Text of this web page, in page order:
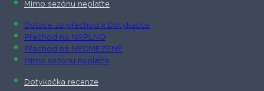
Mimo sezónu neplaťte
Dotace za přechod k Dotykačce
Přechod na NAPLNO
Přechod na NEOMEZENĚ
Mimo sezónu neplaťte
Dotykačka recenze